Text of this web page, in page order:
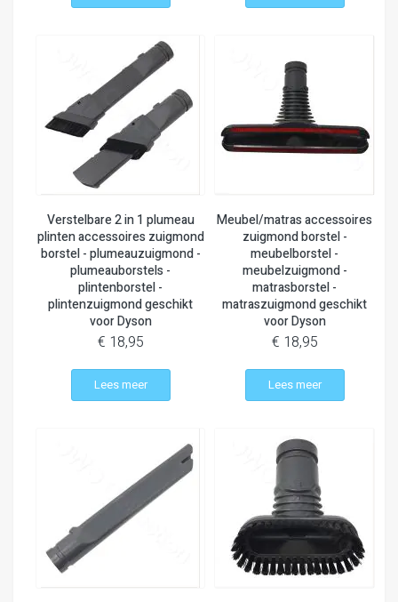
Verstelbare 2 in 1 plumeau
plinten accessoires zuigmond
borstel - plumeauzuigmond -
plumeauborstels -
plintenborstel -
plintenzuigmond geschikt
voor Dyson
€ 18,95
Lees meer
Meubel/matras accessoires
zuigmond borstel -
meubelborstel -
meubelzuigmond -
matrasborstel -
matraszuigmond geschikt
voor Dyson
€ 18,95
Lees meer